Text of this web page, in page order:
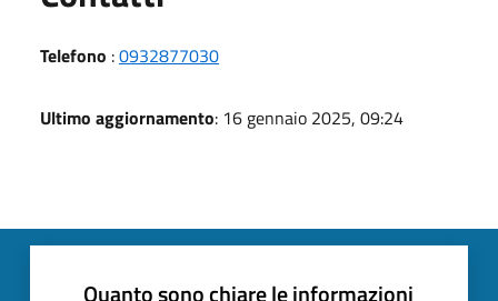
Telefono :0932877030
Ultimo aggiornamento: 16 gennaio 2025, 09:24
Quanto sono chiare le informazioni